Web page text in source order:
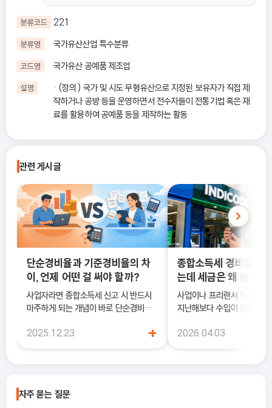
분류코드 221
분류명 국가유산산업 특수분류
코드명 국가유산 공예품 제조업
설명
· (정의) 국가 및 시도 무형유산으로 지정된 보유자가 직접 제
작하거나 공방 등을 운영하면서 전수자들이 전통기법 혹은 재
료를 활용하여 공예품 등을 제작하는 활동 ·
관련 게시글
단순경비율과 기준경비율의 차
이, 언제 어떤 걸 써야 할까?
사업자라면 종합소득세 신고 시 반드시
마주하게 되는 개념이 바로 단순경비율
에서는 이 두 가지의 차이를 정확히 이해
경비율의 개념부터, 어떤 경우에 어떤 방
2025.12.23 +
종합소득세 경비율, 수
는데 세금은 왜 늘어날
사업이나 프리랜서 일을 하
지난해보다 수입이 줄었는
더 늘어난 것처럼 느껴질 때
2026.04.03
자주 묻는 질문